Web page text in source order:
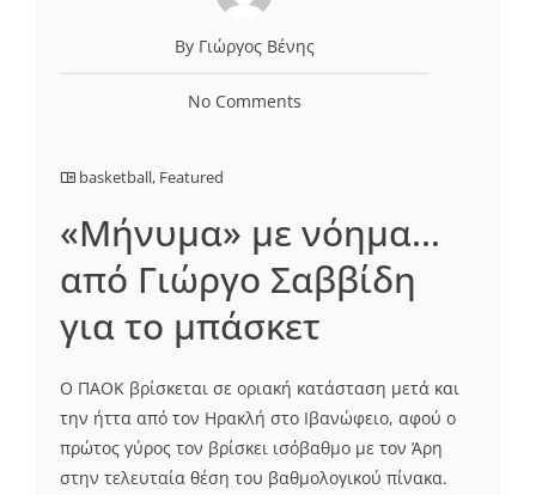
By Γιώργος Βένης
No Comments
basketball, Featured
«Μήνυμα» με νόημα…
από Γιώργο Σαββίδη
για το μπάσκετ
Ο ΠΑΟΚ βρίσκεται σε οριακή κατάσταση μετά και
την ήττα από τον Ηρακλή στο Ιβανώφειο, αφού ο
πρώτος γύρος τον βρίσκει ισόβαθμο με τον Άρη
στην τελευταία θέση του βαθμολογικού πίνακα.